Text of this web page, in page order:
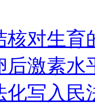
核对生育
后激素
化写入